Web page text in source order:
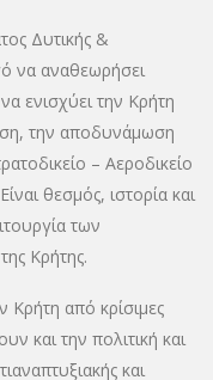
Δυτικής &
να αναθεωρήσει
ενισχύει την Κρήτη
την αποδυνάμωση
– Αεροδικείο
θεσμός, ιστορία και
των
Κρήτης.
Κρήτη από κρίσιμες
και την πολιτική και
και